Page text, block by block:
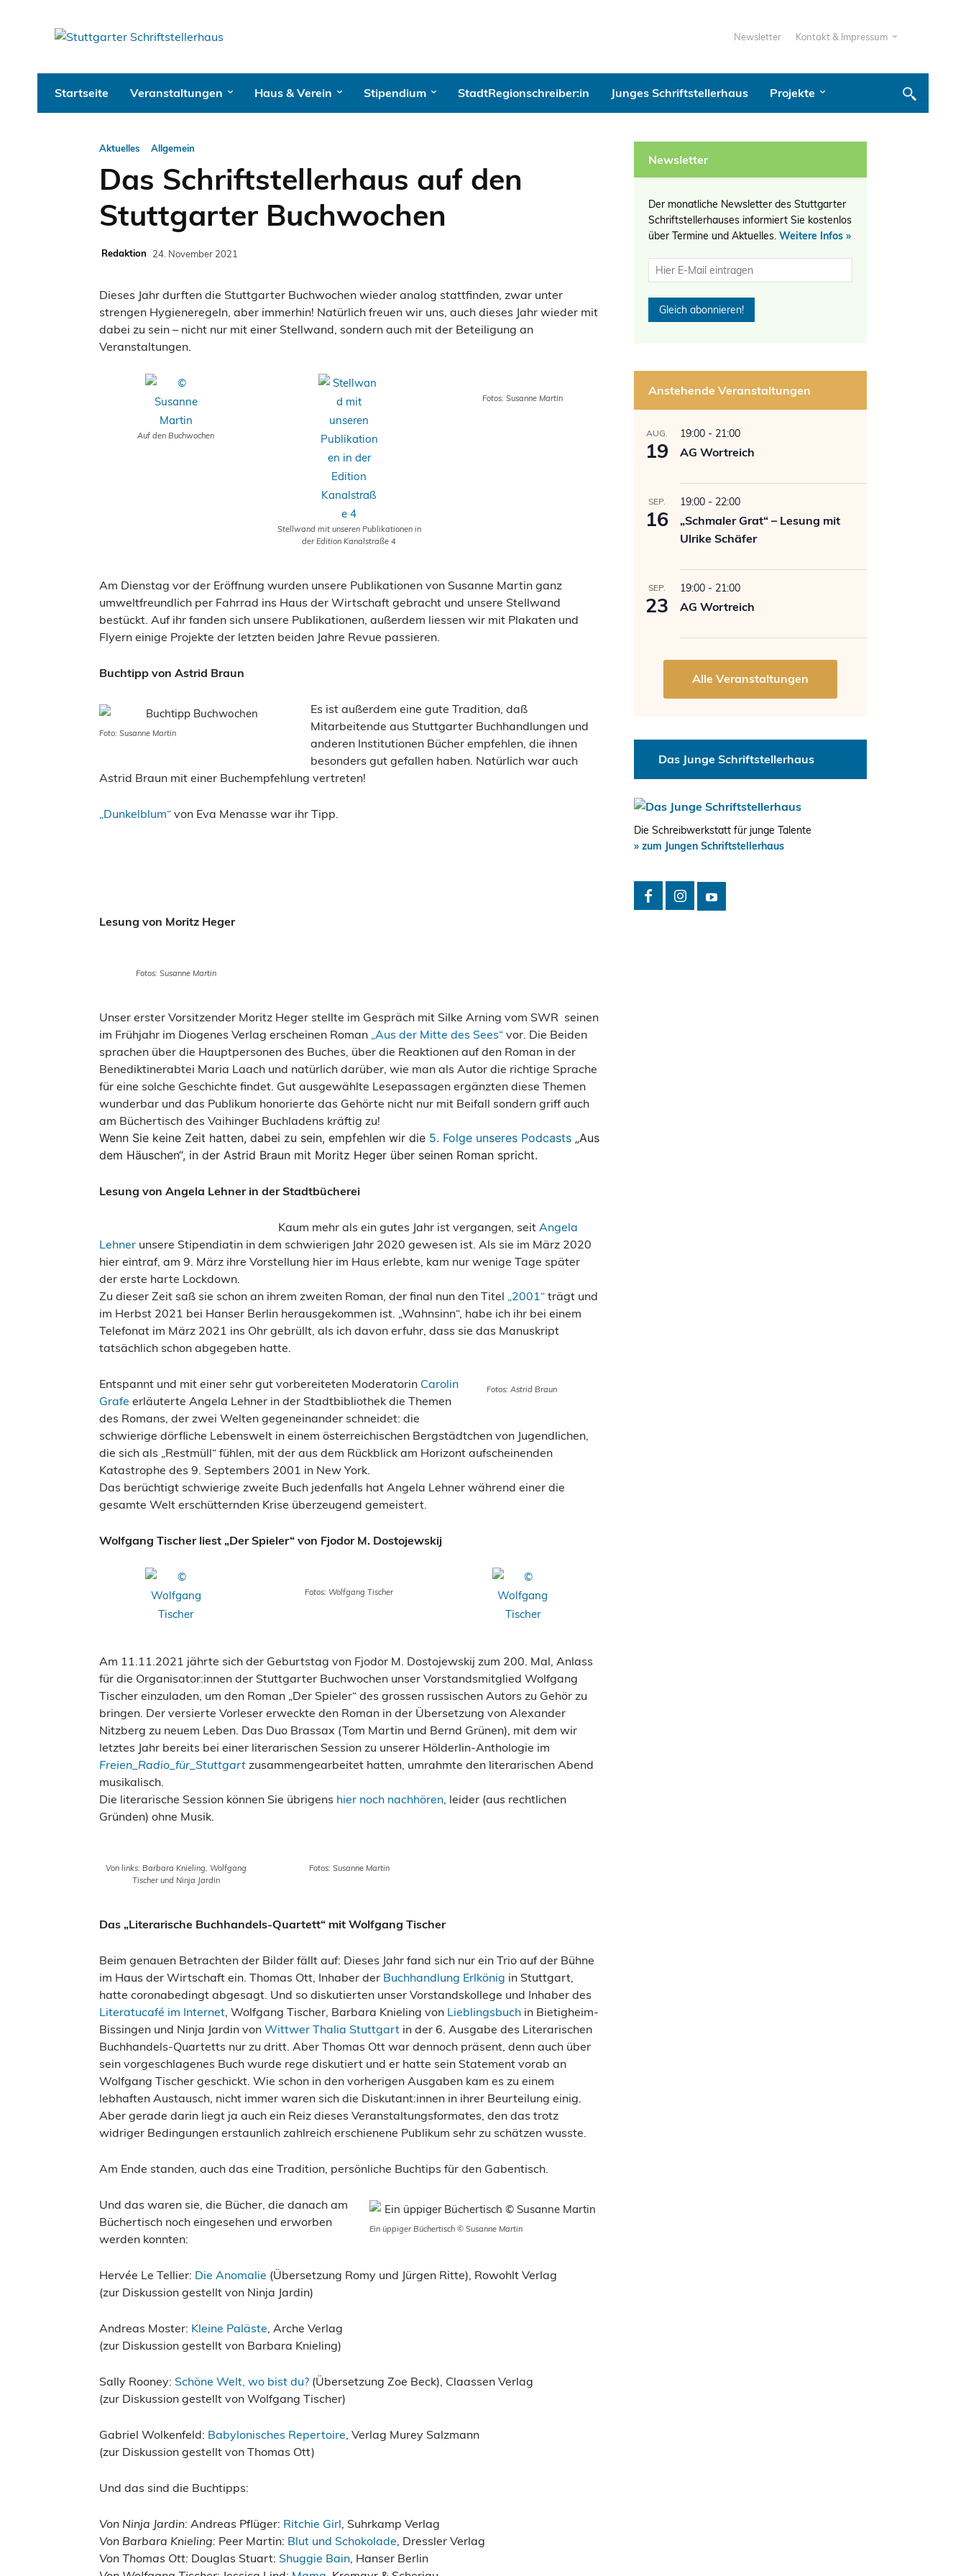
Newsletter Kontakt & Impressum
Startseite Veranstaltungen Haus & Verein Stipendium StadtRegionschreiber:in Junges Schriftstellerhaus Projekte
Aktuelles Allgemein
Das Schriftstellerhaus auf den
Stuttgarter Buchwochen
Redaktion 24. November 2021
Dieses Jahr durften die Stuttgarter Buchwochen wieder analog stattfinden, zwar unter
strengen Hygieneregeln, aber immerhin! Natürlich freuen wir uns, auch dieses Jahr wieder mit
dabei zu sein – nicht nur mit einer Stellwand, sondern auch mit der Beteiligung an
Veranstaltungen.
Auf den Buchwochen
Stellwand mit unseren Publikationen in
der Edition Kanalstraße 4
Fotos: Susanne Martin
Am Dienstag vor der Eröffnung wurden unsere Publikationen von Susanne Martin ganz
umweltfreundlich per Fahrrad ins Haus der Wirtschaft gebracht und unsere Stellwand
bestückt. Auf ihr fanden sich unsere Publikationen, außerdem liessen wir mit Plakaten und
Flyern einige Projekte der letzten beiden Jahre Revue passieren.
Buchtipp von Astrid Braun
Foto: Susanne Martin
Es ist außerdem eine gute Tradition, daß
Mitarbeitende aus Stuttgarter Buchhandlungen und
anderen Institutionen Bücher empfehlen, die ihnen
besonders gut gefallen haben. Natürlich war auch
Astrid Braun mit einer Buchempfehlung vertreten!
„Dunkelblum“ von Eva Menasse war ihr Tipp.
Lesung von Moritz Heger
Fotos: Susanne Martin
Unser erster Vorsitzender Moritz Heger stellte im Gespräch mit Silke Arning vom SWR seinen
im Frühjahr im Diogenes Verlag erscheinen Roman „Aus der Mitte des Sees“ vor. Die Beiden
sprachen über die Hauptpersonen des Buches, über die Reaktionen auf den Roman in der
Benediktinerabtei Maria Laach und natürlich darüber, wie man als Autor die richtige Sprache
für eine solche Geschichte findet. Gut ausgewählte Lesepassagen ergänzten diese Themen
wunderbar und das Publikum honorierte das Gehörte nicht nur mit Beifall sondern griff auch
am Büchertisch des Vaihinger Buchladens kräftig zu!
Wenn Sie keine Zeit hatten, dabei zu sein, empfehlen wir die 5. Folge unseres Podcasts „Aus
dem Häuschen“, in der Astrid Braun mit Moritz Heger über seinen Roman spricht.
Lesung von Angela Lehner in der Stadtbücherei
Kaum mehr als ein gutes Jahr ist vergangen, seit Angela
Lehner unsere Stipendiatin in dem schwierigen Jahr 2020 gewesen ist. Als sie im März 2020
hier eintraf, am 9. März ihre Vorstellung hier im Haus erlebte, kam nur wenige Tage später
der erste harte Lockdown.
Zu dieser Zeit saß sie schon an ihrem zweiten Roman, der final nun den Titel „2001“ trägt und
im Herbst 2021 bei Hanser Berlin herausgekommen ist. „Wahnsinn“, habe ich ihr bei einem
Telefonat im März 2021 ins Ohr gebrüllt, als ich davon erfuhr, dass sie das Manuskript
tatsächlich schon abgegeben hatte.
Fotos: Astrid Braun
Entspannt und mit einer sehr gut vorbereiteten Moderatorin Carolin
Grafe erläuterte Angela Lehner in der Stadtbibliothek die Themen
des Romans, der zwei Welten gegeneinander schneidet: die
schwierige dörfliche Lebenswelt in einem österreichischen Bergstädtchen von Jugendlichen,
die sich als „Restmüll“ fühlen, mit der aus dem Rückblick am Horizont aufscheinenden
Katastrophe des 9. Septembers 2001 in New York.
Das berüchtigt schwierige zweite Buch jedenfalls hat Angela Lehner während einer die
gesamte Welt erschütternden Krise überzeugend gemeistert.
Wolfgang Tischer liest „Der Spieler“ von Fjodor M. Dostojewskij
Fotos: Wolfgang Tischer
Am 11.11.2021 jährte sich der Geburtstag von Fjodor M. Dostojewskij zum 200. Mal, Anlass
für die Organisator:innen der Stuttgarter Buchwochen unser Vorstandsmitglied Wolfgang
Tischer einzuladen, um den Roman „Der Spieler“ des grossen russischen Autors zu Gehör zu
bringen. Der versierte Vorleser erweckte den Roman in der Übersetzung von Alexander
Nitzberg zu neuem Leben. Das Duo Brassax (Tom Martin und Bernd Grünen), mit dem wir
letztes Jahr bereits bei einer literarischen Session zu unserer Hölderlin-Anthologie im
Freien_Radio_für_Stuttgart zusammengearbeitet hatten, umrahmte den literarischen Abend
musikalisch.
Die literarische Session können Sie übrigens hier noch nachhören , leider (aus rechtlichen
Gründen) ohne Musik.
Von links: Barbara Knieling, Wolfgang
Tischer und Ninja Jardin
Fotos: Susanne Martin
Das „Literarische Buchhandels-Quartett“ mit Wolfgang Tischer
Beim genauen Betrachten der Bilder fällt auf: Dieses Jahr fand sich nur ein Trio auf der Bühne
im Haus der Wirtschaft ein. Thomas Ott, Inhaber der Buchhandlung Erlkönig in Stuttgart,
hatte coronabedingt abgesagt. Und so diskutierten unser Vorstandskollege und Inhaber des
Literatucafé im Internet , Wolfgang Tischer, Barbara Knieling von Lieblingsbuch in Bietigheim-
Bissingen und Ninja Jardin von Wittwer Thalia Stuttgart in der 6. Ausgabe des Literarischen
Buchhandels-Quartetts nur zu dritt. Aber Thomas Ott war dennoch präsent, denn auch über
sein vorgeschlagenes Buch wurde rege diskutiert und er hatte sein Statement vorab an
Wolfgang Tischer geschickt. Wie schon in den vorherigen Ausgaben kam es zu einem
lebhaften Austausch, nicht immer waren sich die Diskutant:innen in ihrer Beurteilung einig.
Aber gerade darin liegt ja auch ein Reiz dieses Veranstaltungsformates, den das trotz
widriger Bedingungen erstaunlich zahlreich erschienene Publikum sehr zu schätzen wusste.
Am Ende standen, auch das eine Tradition, persönliche Buchtips für den Gabentisch.
Ein üppiger Büchertisch © Susanne Martin
Und das waren sie, die Bücher, die danach am
Büchertisch noch eingesehen und erworben
werden konnten:
Hervée Le Tellier: Die Anomalie (Übersetzung Romy und Jürgen Ritte), Rowohlt Verlag
(zur Diskussion gestellt von Ninja Jardin)
Andreas Moster: Kleine Paläste , Arche Verlag
(zur Diskussion gestellt von Barbara Knieling)
Sally Rooney: Schöne Welt, wo bist du? (Übersetzung Zoe Beck), Claassen Verlag
(zur Diskussion gestellt von Wolfgang Tischer)
Gabriel Wolkenfeld: Babylonisches Repertoire , Verlag Murey Salzmann
(zur Diskussion gestellt von Thomas Ott)
Und das sind die Buchtipps:
Von Ninja Jardin: Andreas Pflüger: Ritchie Girl , Suhrkamp Verlag
Von Barbara Knieling: Peer Martin: Blut und Schokolade , Dressler Verlag
Von Thomas Ott: Douglas Stuart: Shuggie Bain , Hanser Berlin
Newsletter
Der monatliche Newsletter des Stuttgarter
Schriftstellerhauses informiert Sie kostenlos
über Termine und Aktuelles. Weitere Infos »
Anstehende Veranstaltungen
AUG.
19
19:00 - 21:00
AG Wortreich
SEP.
16
19:00 - 22:00
„Schmaler Grat“ – Lesung mit
Ulrike Schäfer
SEP.
23
19:00 - 21:00
AG Wortreich
Das Junge Schriftstellerhaus
Die Schreibwerkstatt für junge Talente
» zum Jungen Schriftstellerhaus